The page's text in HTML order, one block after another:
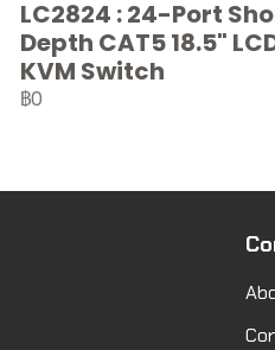
LC2824 : 24-Port
Depth CAT5 18.5"
KVM Switch
฿0